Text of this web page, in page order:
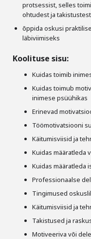
protsessist, selles
ohtudest ja takistustest
õppida oskusi
läbiviimiseks
Koolituse sisu:
Kuidas toimib
Kuidas toimub
inimese psüühikas
Erinevad
Töömotivatsiooni
Käitumisviisid ja
Kuidas määratleda
Kuidas määratleda
Professionaalse
Tingimused
Käitumisviisid ja
Takistused ja
Motiveeriva või